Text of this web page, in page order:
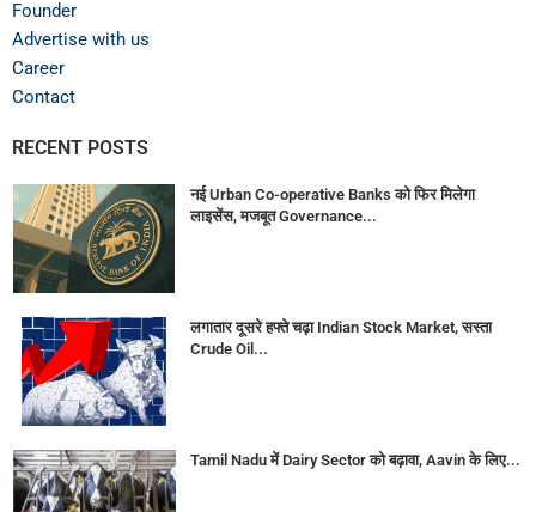
Founder
Advertise with us
Career
Contact
RECENT POSTS
नई Urban Co-operative Banks को फिर मिलेगा
लाइसेंस, मजबूत Governance...
लगातार दूसरे हफ्ते चढ़ा Indian Stock Market, सस्ता
Crude Oil...
Tamil Nadu में Dairy Sector को बढ़ावा, Aavin के लिए...